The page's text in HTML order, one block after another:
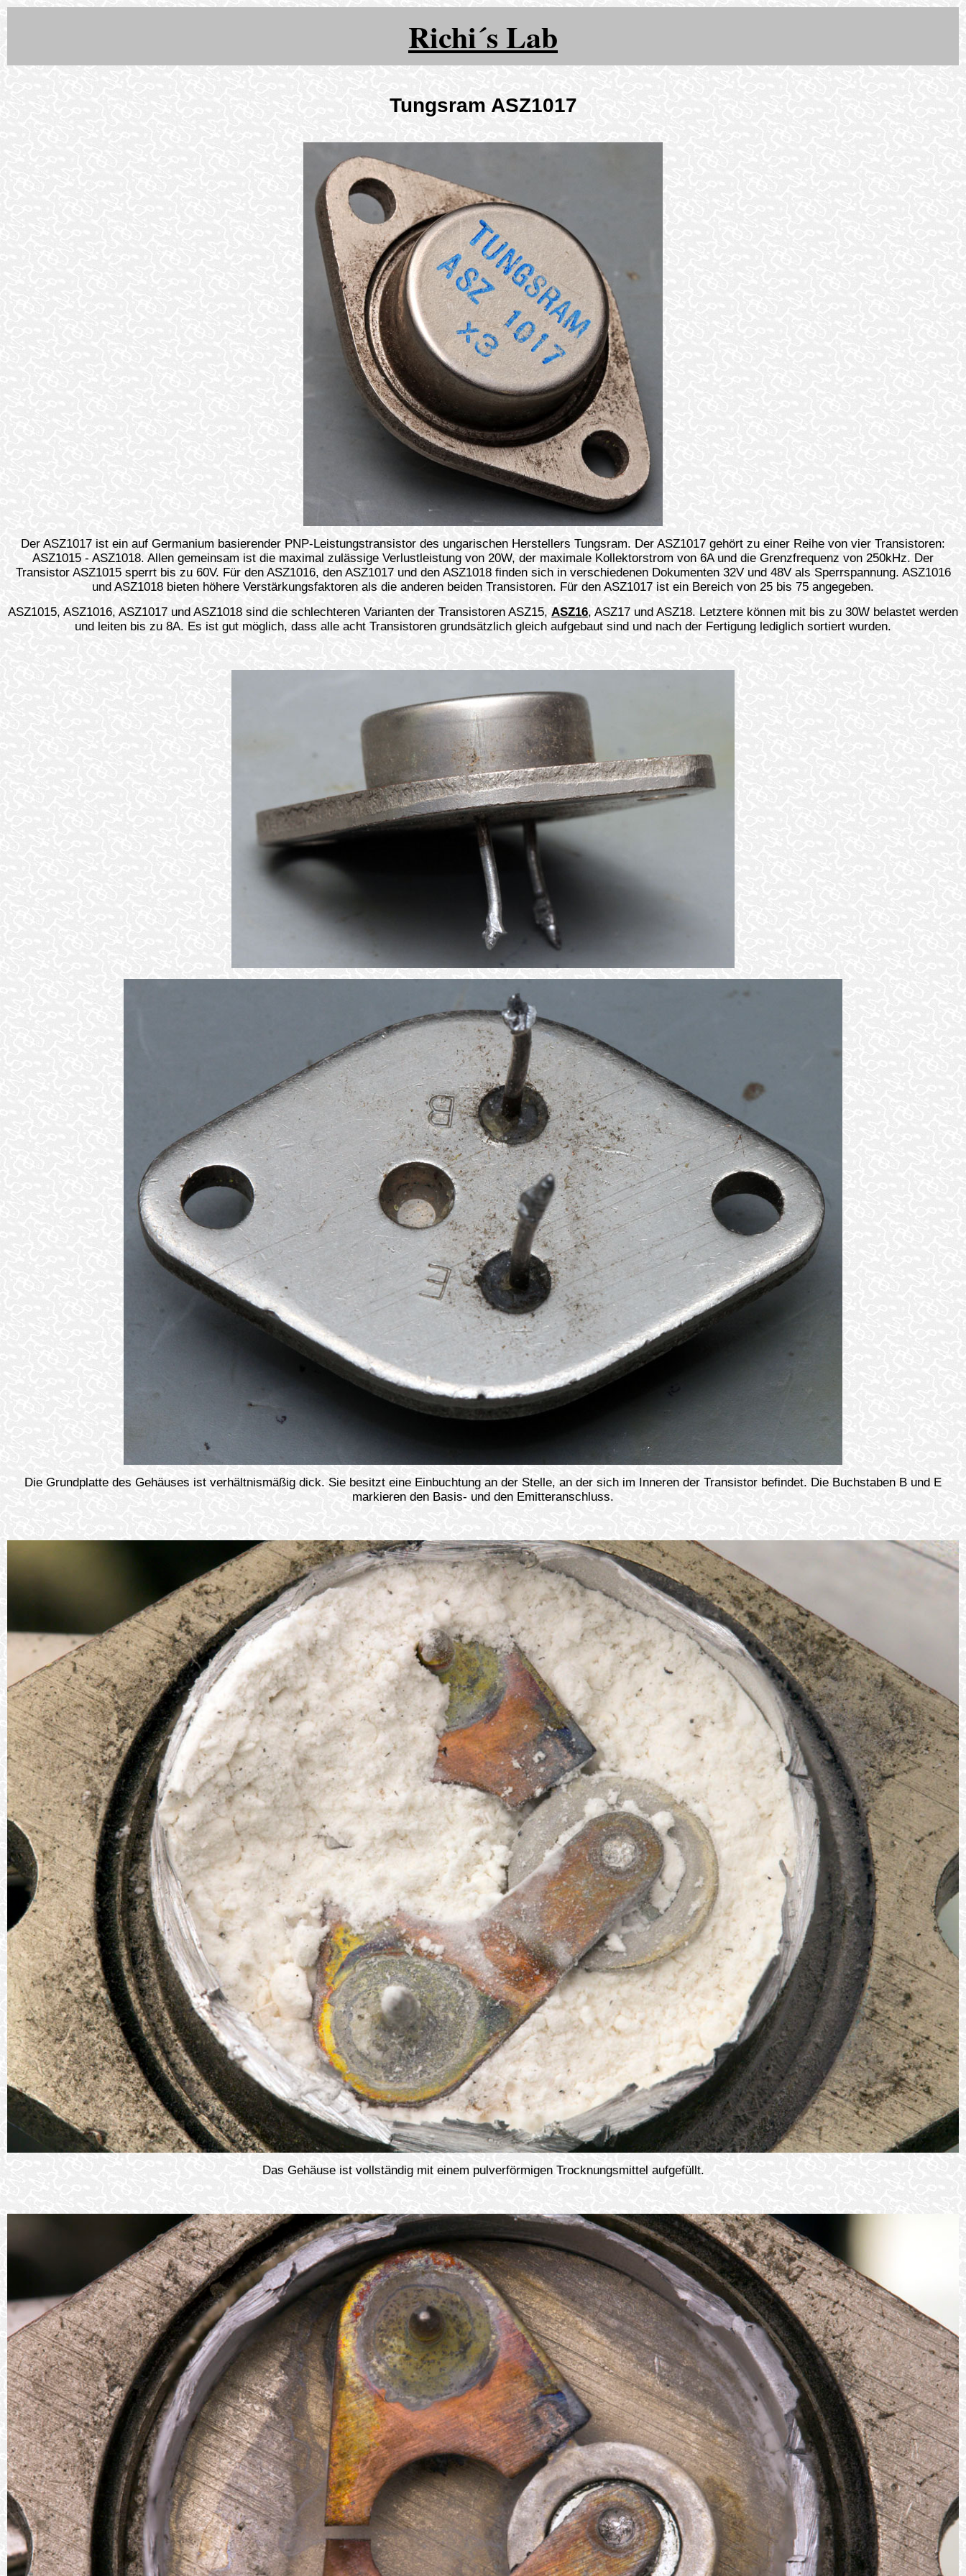
Richi´s Lab
Tungsram ASZ1017
Der ASZ1017 ist ein auf Germanium basierender PNP-Leistungstransistor des ungarischen Herstellers Tungsram. Der ASZ1017 gehört zu einer Reihe von vier Transistoren:
ASZ1015 - ASZ1018. Allen gemeinsam ist die maximal zulässige Verlustleistung von 20W, der maximale Kollektorstrom von 6A und die Grenzfrequenz von 250kHz. Der
Transistor ASZ1015 sperrt bis zu 60V. Für den ASZ1016, den ASZ1017 und den ASZ1018 finden sich in verschiedenen Dokumenten 32V und 48V als Sperrspannung. ASZ1016
und ASZ1018 bieten höhere Verstärkungsfaktoren als die anderen beiden Transistoren. Für den ASZ1017 ist ein Bereich von 25 bis 75 angegeben.
ASZ1015, ASZ1016, ASZ1017 und ASZ1018 sind die schlechteren Varianten der Transistoren ASZ15, ASZ16, ASZ17 und ASZ18. Letztere können mit bis zu 30W belastet werden
und leiten bis zu 8A. Es ist gut möglich, dass alle acht Transistoren grundsätzlich gleich aufgebaut sind und nach der Fertigung lediglich sortiert wurden.
Die Grundplatte des Gehäuses ist verhältnismäßig dick. Sie besitzt eine Einbuchtung an der Stelle, an der sich im Inneren der Transistor befindet. Die Buchstaben B und E
markieren den Basis- und den Emitteranschluss.
Das Gehäuse ist vollständig mit einem pulverförmigen Trocknungsmittel aufgefüllt.